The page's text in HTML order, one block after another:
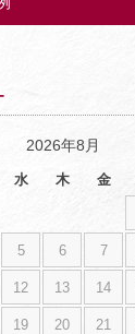
2026年8月
水 木 金
5 6 7
12 13 14
19 20 21